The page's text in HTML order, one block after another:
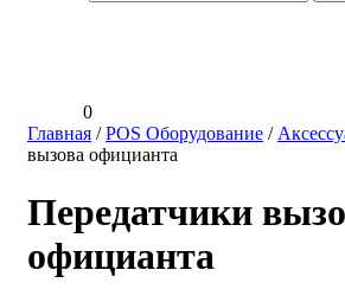
0
Главная /POS Оборудование /
вызова официанта
Передатчики
официанта